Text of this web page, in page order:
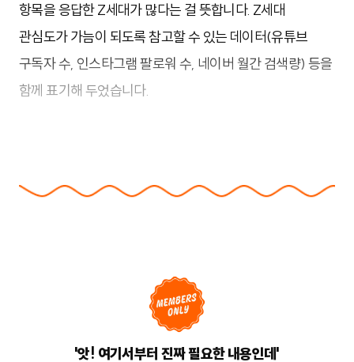
항목을 응답한 Z세대가 많다는 걸 뜻합니다. Z세대
관심도가 가늠이 되도록 참고할 수 있는 데이터(유튜브
구독자 수, 인스타그램 팔로워 수, 네이버 월간 검색량) 등을
함께 표기해 두었습니다.
'앗! 여기서부터 진짜 필요한 내용인데'